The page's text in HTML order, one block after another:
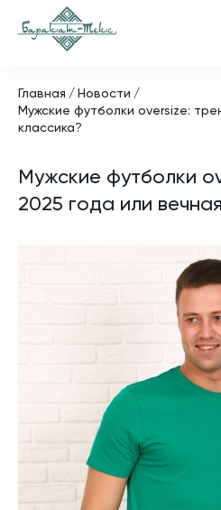
Главная
Новости
Мужские футболки oversize:
классика?
Мужские футболки
2025 года или